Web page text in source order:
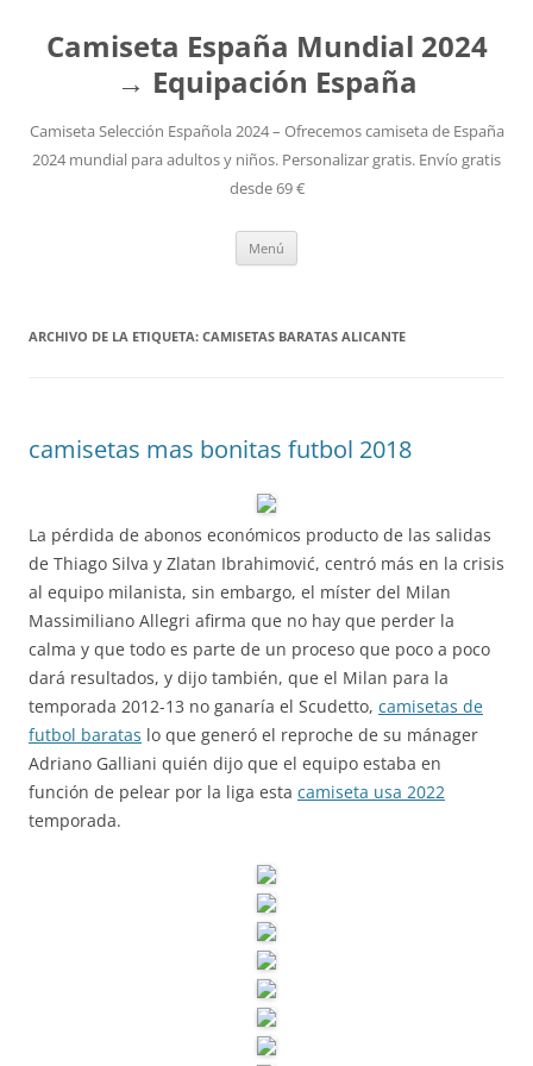
Camiseta España Mundial 2024
→ Equipación España
Camiseta Selección Española 2024 – Ofrecemos camiseta de España
2024 mundial para adultos y niños. Personalizar gratis. Envío gratis
desde 69 €
Menú
ARCHIVO DE LA ETIQUETA: CAMISETAS BARATAS ALICANTE
camisetas mas bonitas futbol 2018
La pérdida de abonos económicos producto de las salidas
de Thiago Silva y Zlatan Ibrahimović, centró más en la crisis
al equipo milanista, sin embargo, el míster del Milan
Massimiliano Allegri afirma que no hay que perder la
calma y que todo es parte de un proceso que poco a poco
dará resultados, y dijo también, que el Milan para la
temporada 2012-13 no ganaría el Scudetto, camisetas de
futbol baratas lo que generó el reproche de su mánager
Adriano Galliani quién dijo que el equipo estaba en
función de pelear por la liga esta camiseta usa 2022
temporada.